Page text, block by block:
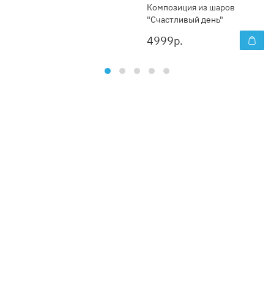
Композиция из шаров
"Счастливый день"
4999р.